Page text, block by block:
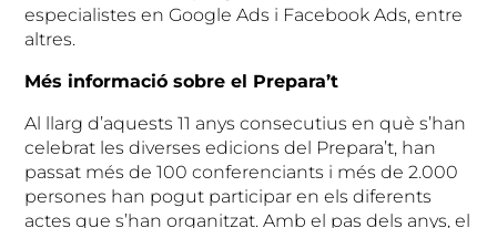
especialistes en Google Ads i Facebook Ads, entre
altres.
Més informació sobre el Prepara’t
Al llarg d’aquests 11 anys consecutius en què s’han
celebrat les diverses edicions del Prepara’t, han
passat més de 100 conferenciants i més de 2.000
persones han pogut participar en els diferents
actes que s’han organitzat. Amb el pas dels anys, el